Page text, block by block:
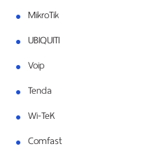
MikroTik
UBIQUITI
Voip
Tenda
Wi-TeK
Comfast